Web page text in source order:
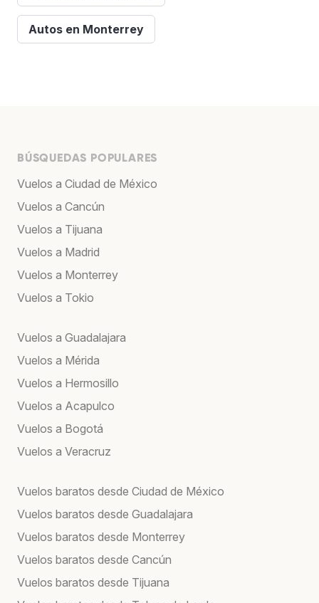
Autos en Monterrey
BÚSQUEDAS POPULARES
Vuelos a Ciudad de México
Vuelos a Cancún
Vuelos a Tijuana
Vuelos a Madrid
Vuelos a Monterrey
Vuelos a Tokio
Vuelos a Guadalajara
Vuelos a Mérida
Vuelos a Hermosillo
Vuelos a Acapulco
Vuelos a Bogotá
Vuelos a Veracruz
Vuelos baratos desde Ciudad de México
Vuelos baratos desde Guadalajara
Vuelos baratos desde Monterrey
Vuelos baratos desde Cancún
Vuelos baratos desde Tijuana